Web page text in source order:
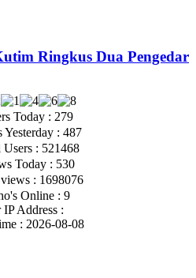
Ringkus Dua Pengedar
Today : 279
Yesterday : 487
Users : 521468
Today : 530
: 1698076
Online : 9
IP Address :
: 2026-08-08